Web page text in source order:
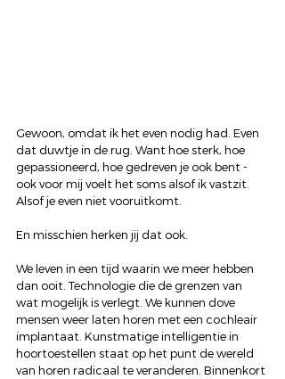
Gewoon, omdat ik het even nodig had. Even
dat duwtje in de rug. Want hoe sterk, hoe
gepassioneerd, hoe gedreven je ook bent -
ook voor mij voelt het soms alsof ik vastzit.
Alsof je even niet vooruitkomt.
En misschien herken jij dat ook.
We leven in een tijd waarin we meer hebben
dan ooit. Technologie die de grenzen van
wat mogelijk is verlegt. We kunnen dove
mensen weer laten horen met een cochleair
implantaat. Kunstmatige intelligentie in
hoortoestellen staat op het punt de wereld
van horen radicaal te veranderen. Binnenkort